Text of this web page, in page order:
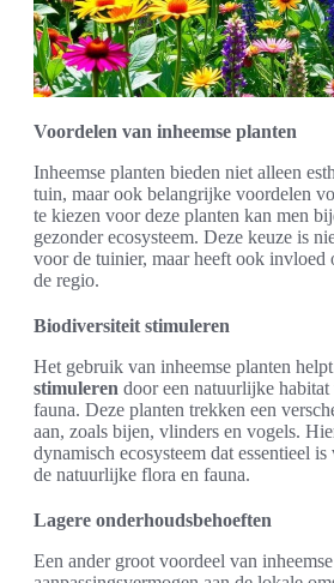
Voordelen van inheemse planten
Inheemse planten bieden niet alleen
tuin, maar ook belangrijke voordelen
te kiezen voor deze planten kan men
gezonder ecosysteem. Deze keuze is
voor de tuinier, maar heeft ook invloed
de regio.
Biodiversiteit stimuleren
Het gebruik van inheemse planten
stimuleren door een natuurlijke
fauna. Deze planten trekken een
aan, zoals bijen, vlinders en vogels.
dynamisch ecosysteem dat essentieel
de natuurlijke flora en fauna.
Lagere onderhoudsbehoeften
Een ander groot voordeel van